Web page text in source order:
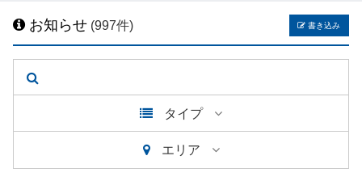
お知らせ (997件) 書き込み
タイプ
エリア